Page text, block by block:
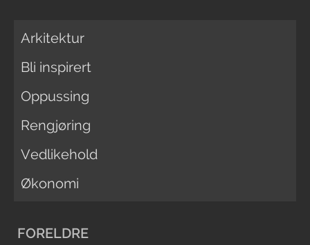
Arkitektur
Bli inspirert
Oppussing
Rengjøring
Vedlikehold
Økonomi
FORELDRE